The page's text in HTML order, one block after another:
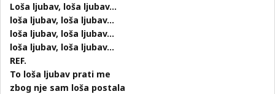
Loša ljubav, loša ljubav…
loša ljubav, loša ljubav…
loša ljubav, loša ljubav…
loša ljubav, loša ljubav…
REF.
To loša ljubav prati me
zbog nje sam loša postala